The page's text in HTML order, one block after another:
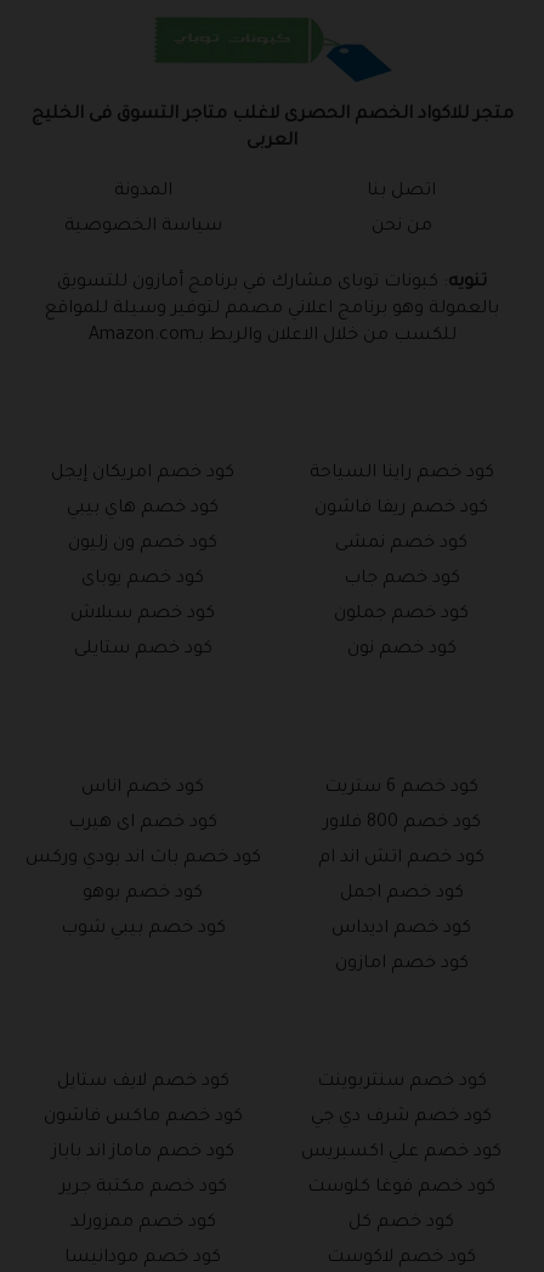
متجر للاكواد الخصم الحصرى لاغلب متاجر التسوق فى الخليج
العربى
اتصل بنا
من نحن
المدونة
سياسة الخصوصية
تنويه: كبونات توباى مشارك في برنامج أمازون للتسويق
بالعمولة وهو برنامج اعلاني مصمم لتوفير وسيلة للمواقع
للكسب من خلال الاعلان والربط بـAmazon.com
كود خصم راينا السياحة
كود خصم ريفا فاشون
كود خصم نمشى
كود خصم جاب
كود خصم جملون
كود خصم نون
كود خصم امريكان إيجل
كود خصم هاي بيبي
كود خصم ون زليون
كود خصم يوباى
كود خصم سبلاش
كود خصم ستايلى
كود خصم 6 ستريت
كود خصم 800 فلاور
كود خصم اتش اند ام
كود خصم اجمل
كود خصم اديداس
كود خصم امازون
كود خصم اناس
كود خصم اى هيرب
كود خصم باث اند بودي وركس
كود خصم بوهو
كود خصم بيبي شوب
كود خصم سنتربوينت
كود خصم شرف دي جي
كود خصم علي اكسبريس
كود خصم فوغا كلوست
كود خصم كل
كود خصم لاكوست
كود خصم لايف ستايل
كود خصم ماكس فاشون
كود خصم ماماز اند باباز
كود خصم مكتبة جرير
كود خصم ممزورلد
كود خصم مودانيسا